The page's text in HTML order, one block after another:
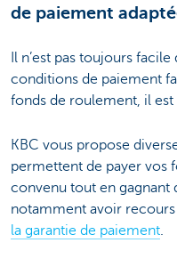
de paiement
Il n’est pas toujours
conditions de paiement
fonds de roulement, il
KBC vous propose
permettent de payer vos
convenu tout en gagnant
notamment avoir recours
la garantie de paiement.